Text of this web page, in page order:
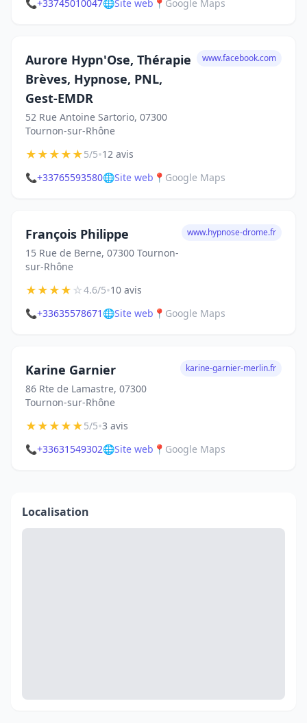
📞+33745010047🌐Site web 📍 Google Maps
Aurore Hypn'Ose, Thérapie
Brèves, Hypnose, PNL,
Gest-EMDR
52 Rue Antoine Sartorio, 07300
Tournon-sur-Rhône
www.facebook.com
★★★★★5/5•12 avis
📞+33765593580🌐Site web 📍 Google Maps
François Philippe
15 Rue de Berne, 07300 Tournon-
sur-Rhône
www.hypnose-drome.fr
★★★★☆4.6/5•10 avis
📞+33635578671 🌐Site web 📍 Google Maps
Karine Garnier
86 Rte de Lamastre, 07300
Tournon-sur-Rhône
karine-garnier-merlin.fr
★★★★★5/5•3 avis
📞+33631549302🌐Site web 📍 Google Maps
Localisation